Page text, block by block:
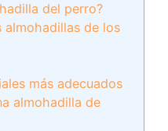
del perro?
almohadillas de los
más adecuados
almohadilla de